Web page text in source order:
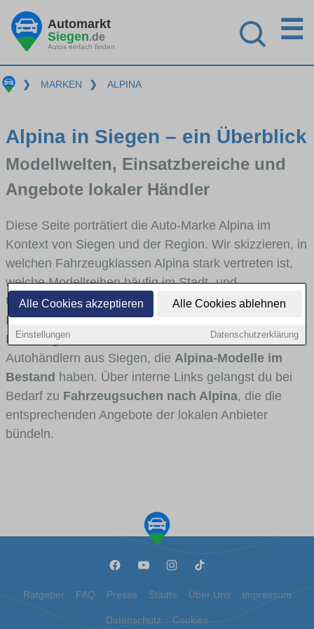
Alle Cookies akzeptieren Alle Cookies ablehnen
Einstellungen Datenschutzerklärung
Automarkt
Siegen.de
Autos einfach finden
☰
❯ MARKEN ❯ ALPINA
Alpina in Siegen – ein Überblick
Modellwelten, Einsatzbereiche und
Angebote lokaler Händler
Diese Seite porträtiert die Auto-Marke Alpina im
Kontext von Siegen und der Region. Wir skizzieren, in
welchen Fahrzeugklassen Alpina stark vertreten ist,
welche Modellreihen häufig im Stadt- und
Umlandverkehr zu sehen sind und für welche
Fahrertypen die Marke interessant ist. Viele
Fahrzeuge stammen von Autohäusern und
Autohändlern aus Siegen, die Alpina-Modelle im
Bestand haben. Über interne Links gelangst du bei
Bedarf zu Fahrzeugsuchen nach Alpina, die die
entsprechenden Angebote der lokalen Anbieter
bündeln.
Ratgeber FAQ Presse Städte Über Uns Impressum
Datenschutz Cookies